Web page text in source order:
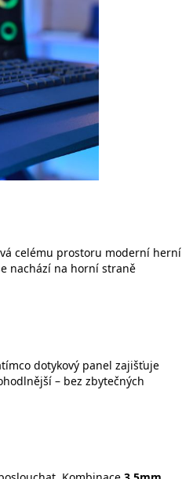
celému prostoru moderní herní
nachází na horní straně
dotykový panel zajišťuje
– bez zbytečných